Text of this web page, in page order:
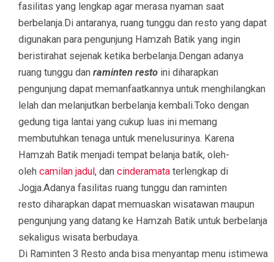
fasilitas yang lengkap agar merasa nyaman saat
berbelanja.Di antaranya, ruang tunggu dan resto yang dapat
digunakan para pengunjung Hamzah Batik yang ingin
beristirahat sejenak ketika berbelanja.Dengan adanya
ruang tunggu dan raminten resto ini diharapkan
pengunjung dapat memanfaatkannya untuk menghilangkan
lelah dan melanjutkan berbelanja kembali.Toko dengan
gedung tiga lantai yang cukup luas ini memang
membutuhkan tenaga untuk menelusurinya. Karena
Hamzah Batik menjadi tempat belanja batik, oleh-
oleh camilan jadul, dan cinderamata terlengkap di
Jogja.Adanya fasilitas ruang tunggu dan raminten
resto diharapkan dapat memuaskan wisatawan maupun
pengunjung yang datang ke Hamzah Batik untuk berbelanja
sekaligus wisata berbudaya.
Di Raminten 3 Resto anda bisa menyantap menu istimewa